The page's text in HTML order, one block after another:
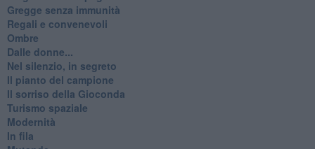
Gregge senza immunità
Regali e convenevoli
Ombre
Dalle donne...
Nel silenzio, in segreto
Il pianto del campione
Il sorriso della Gioconda
Turismo spaziale
Modernità
In fila